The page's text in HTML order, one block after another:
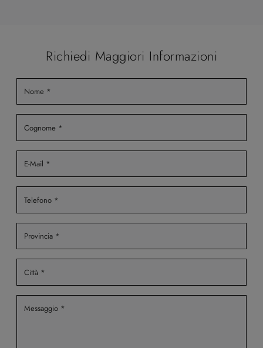
Richiedi Maggiori Informazioni